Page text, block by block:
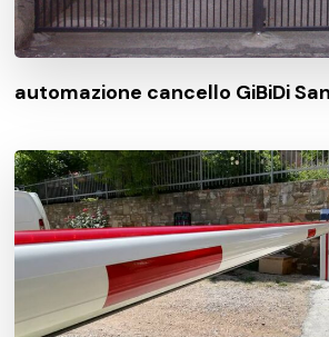
automazione cancello GiBiDi